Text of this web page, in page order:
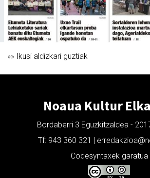
»» Ikusi aldizkari guztiak
Noaua Kultur
Bordaberri 3 Eguzkitzaldea -
Tf: 943 360 321 |
Codesyntaxek garatua